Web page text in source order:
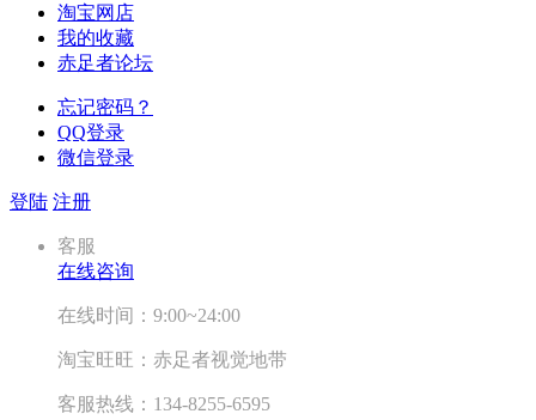
淘宝网店
我的收藏
赤足者论坛
忘记密码？
QQ登录
微信登录
登陆 注册
客服
在线咨询
在线时间：9:00~24:00
淘宝旺旺：赤足者视觉地带
客服热线：134-8255-6595